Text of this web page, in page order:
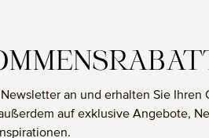
an und erhalten Sie Ihren
auf exklusive Angebote,
Inspirationen.